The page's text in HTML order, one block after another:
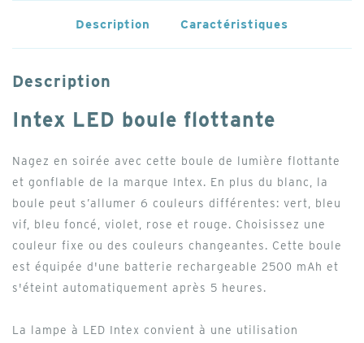
Description Caractéristiques
Description
Intex LED boule flottante
Nagez en soirée avec cette boule de lumière flottante
et gonflable de la marque Intex. En plus du blanc, la
boule peut s’allumer 6 couleurs différentes: vert, bleu
vif, bleu foncé, violet, rose et rouge. Choisissez une
couleur fixe ou des couleurs changeantes. Cette boule
est équipée d'une batterie rechargeable 2500 mAh et
s'éteint automatiquement après 5 heures.
La lampe à LED Intex convient à une utilisation